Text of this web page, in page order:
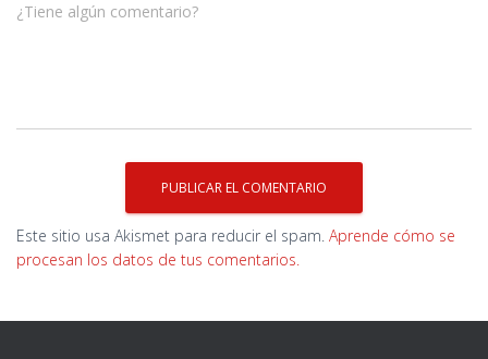
¿Tiene algún comentario?
Este sitio usa Akismet para reducir el spam. Aprende cómo se
procesan los datos de tus comentarios.